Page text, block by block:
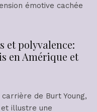
émotive cachée
et polyvalence:
en Amérique et
de Burt Young,
illustre une